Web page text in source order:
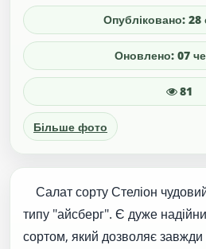
Опубліковано: 28
Оновлено: 07
81
Більше фото
Салат сорту Стеліон
типу "айсберг". Є дуже
сортом, який дозволяє завжди